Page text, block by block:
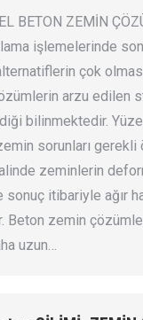
BETON ZEMİN
işlemelerinde
çok
arzu edilen
bilinmektedir.
sorunları gerekli
zeminlerin
sonuç itibariyle ağır
Beton zemin
uzun…